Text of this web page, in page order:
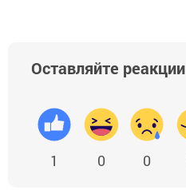
Оставляйте реакции
1 0 0